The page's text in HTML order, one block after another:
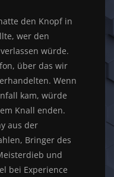
den Knopf in
wer den
würde.
über das wir
Wenn
kam, würde
Knall enden.
aus der
Bringer des
und
bei Experience